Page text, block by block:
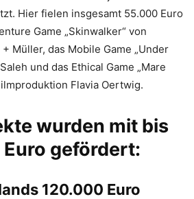
Hier fielen insgesamt 55.000 Euro
Game „Skinwalker“ von
Müller, das Mobile Game „Under
und das Ethical Game „Mare
Flavia Oertwig.
wurden mit bis
gefördert:
120.000 Euro